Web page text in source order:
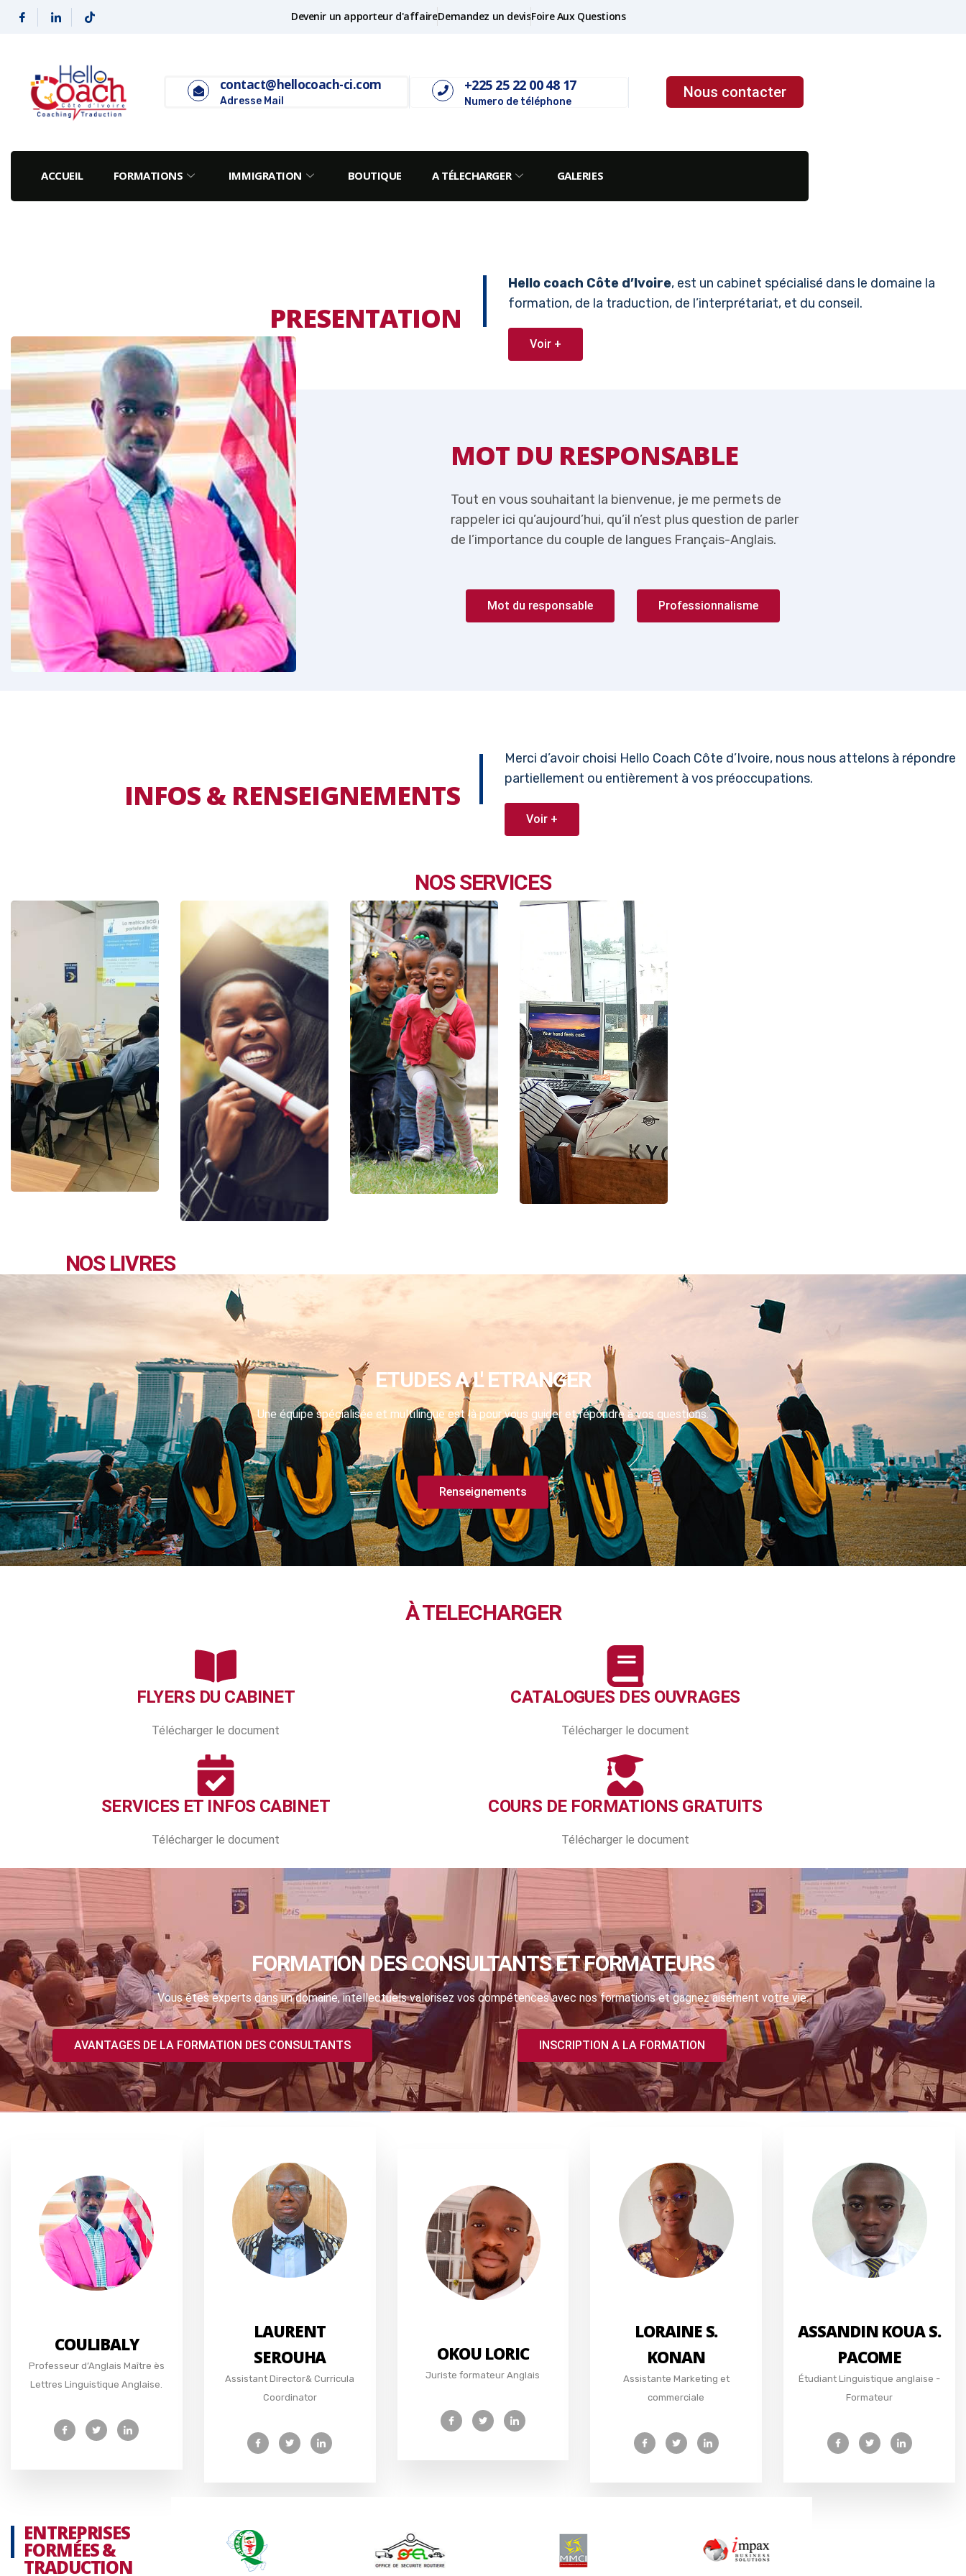
Devenir un apporteur d'affaireDemandez un devisFoire Aux Questions
contact@hellocoach-ci.com
Adresse Mail
+225 25 22 00 48 17
Numero de téléphone
Nous contacter
ACCUEIL FORMATIONS IMMIGRATION BOUTIQUE A TÉLECHARGER GALERIES
PRESENTATION
Hello coach Côte d’Ivoire, est un cabinet spécialisé dans le domaine la
formation, de la traduction, de l’interprétariat, et du conseil.
Voir +
de
de parler
Anglais.
MOT DU RESPONSABLE
Tout en vous souhaitant la bienvenue, je me permets de
rappeler ici qu’aujourd’hui, qu’il n’est plus question de parler
de l’importance du couple de langues Français-Anglais.
MOT DU RESPONSABLE
Tout en vous souhaitant la bienvenue, je me permets de
rappeler ici qu’aujourd’hui, qu’il n’est plus question de parler
de l’importance du couple de langues Français-Anglais.
Mot du responsable Professionnalisme
INFOS & RENSEIGNEMENTS
Merci d’avoir choisi Hello Coach Côte d’Ivoire, nous nous attelons à répondre
partiellement ou entièrement à vos préoccupations.
Voir +
NOS SERVICES
NOS LIVRES
ETUDES A L' ETRANGER
Une équipe spécialisée et multilingue est là pour vous guider et répondre à vos questions.
Renseignements
À TELECHARGER
FLYERS DU CABINET
Télécharger le document
SERVICES ET INFOS CABINET
Télécharger le document
CATALOGUES DES OUVRAGES
Télécharger le document
COURS DE FORMATIONS GRATUITS
Télécharger le document
FORMATION DES CONSULTANTS ET FORMATEURS
Vous êtes experts dans un domaine, intellectuels valorisez vos compétences avec nos formations et gagnez aisément votre vie.
AVANTAGES DE LA FORMATION DES CONSULTANTS INSCRIPTION A LA FORMATION
COULIBALY
Professeur d’Anglais Maître ès
Lettres Linguistique Anglaise.
LAURENT
SEROUHA
Assistant Director& Curricula
Coordinator
OKOU LORIC
Juriste formateur Anglais
LORAINE S.
KONAN
Assistante Marketing et
commerciale
ASSANDIN KOUA S.
PACOME
Étudiant Linguistique anglaise -
Formateur
ENTREPRISES
FORMÉES &
TRADUCTION